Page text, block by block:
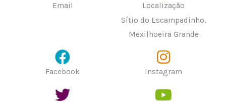
Email
Localização
Sítio do Escampadinho,
Mexilhoeira Grande
Facebook Instagram